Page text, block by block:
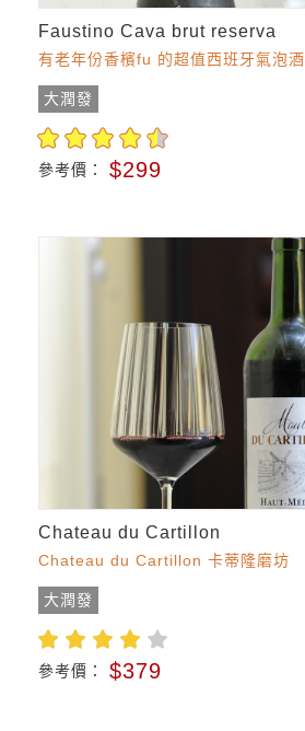
Faustino Cava brut reserva
有老年份香檳fu 的超值西班牙氣泡酒
大潤發
參考價： $299
Chateau du Cartillon
Chateau du Cartillon 卡蒂隆磨坊
大潤發
參考價： $379